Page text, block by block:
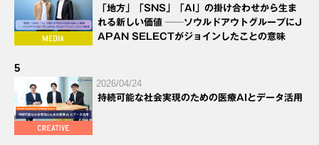
「地方」「SNS」「AI」の掛け合わせから生ま
れる新しい価値 ──ソウルドアウトグループにJ
APAN SELECTがジョインしたことの意味
5
2026/04/24
持続可能な社会実現のための医療AIとデータ活用